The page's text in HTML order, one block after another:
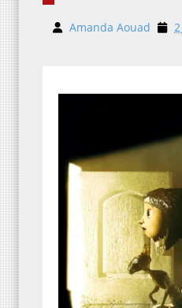
Amanda Aouad